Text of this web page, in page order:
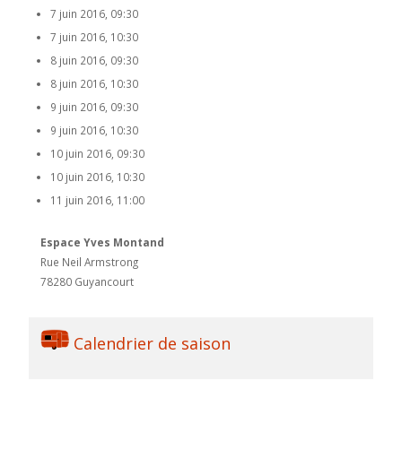
7 juin 2016, 09:30
7 juin 2016, 10:30
8 juin 2016, 09:30
8 juin 2016, 10:30
9 juin 2016, 09:30
9 juin 2016, 10:30
10 juin 2016, 09:30
10 juin 2016, 10:30
11 juin 2016, 11:00
Espace Yves Montand
Rue Neil Armstrong
78280 Guyancourt
Calendrier de saison